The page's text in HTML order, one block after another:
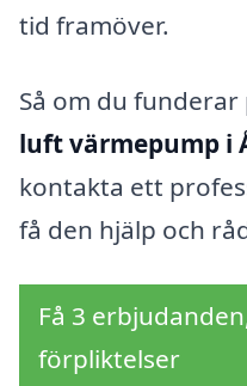
tid framöver.
Så om du
luft värmepump i
kontakta ett
få den hjälp och
Få 3
förpliktelser